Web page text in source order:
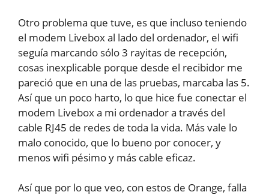
Otro problema que tuve, es que incluso teniendo
el modem Livebox al lado del ordenador, el wifi
seguía marcando sólo 3 rayitas de recepción,
cosas inexplicable porque desde el recibidor me
pareció que en una de las pruebas, marcaba las 5.
Así que un poco harto, lo que hice fue conectar el
modem Livebox a mi ordenador a través del
cable RJ45 de redes de toda la vida. Más vale lo
malo conocido, que lo bueno por conocer, y
menos wifi pésimo y más cable eficaz.
Así que por lo que veo, con estos de Orange, falla